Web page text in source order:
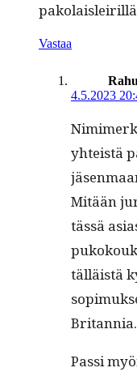
Vastaa
4.5.2023
yhteistä
Mitään
tässä
täl­läistä
Britannia.
Pas­si